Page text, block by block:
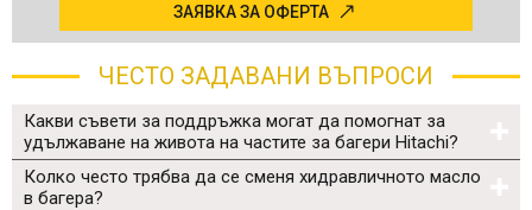
ЗАЯВКА ЗА ОФЕРТА
ЧЕСТО ЗАДАВАНИ ВЪПРОСИ
Какви съвети за поддръжка могат да помогнат за
удължаване на живота на частите за багери Hitachi?
Колко често трябва да се сменя хидравличното масло
в багера?